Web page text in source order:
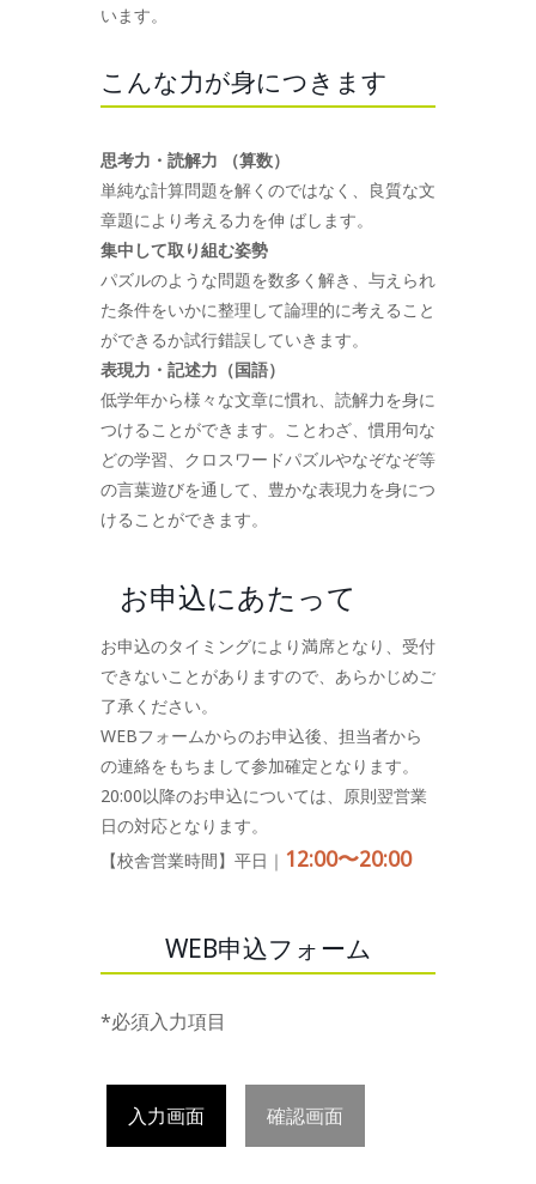
います。
こんな力が身につきます
思考力・読解力 （算数）
単純な計算問題を解くのではなく、良質な文
章題により考える力を伸 ばします。
集中して取り組む姿勢
パズルのような問題を数多く解き、与えられ
た条件をいかに整理して論理的に考えること
ができるか試行錯誤していきます。
表現力・記述力（国語）
低学年から様々な文章に慣れ、読解力を身に
つけることができます。ことわざ、慣用句な
どの学習、クロスワードパズルやなぞなぞ等
の言葉遊びを通して、豊かな表現力を身につ
けることができます。
お申込にあたって
お申込のタイミングにより満席となり、受付
できないことがありますので、あらかじめご
了承ください。
WEBフォームからのお申込後、担当者から
の連絡をもちまして参加確定となります。
20:00以降のお申込については、原則翌営業
日の対応となります。
【校舎営業時間】平日｜ 12:00〜20:00
WEB申込フォーム
*必須入力項目
入力画面 確認画面